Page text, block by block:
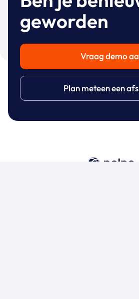
geworden
Vraag demo
Plan meteen een